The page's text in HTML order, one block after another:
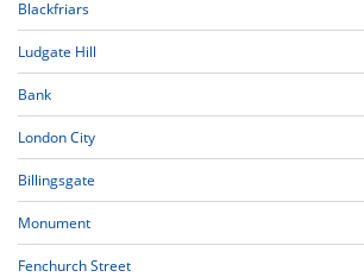
Blackfriars
Ludgate Hill
Bank
London City
Billingsgate
Monument
Fenchurch Street